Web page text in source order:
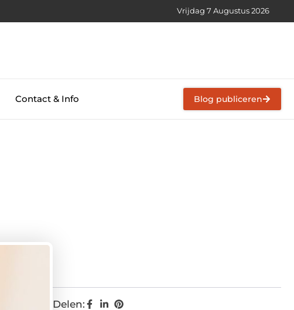
Vrijdag 7 Augustus 2026
Contact & Info Blog publiceren
Delen: